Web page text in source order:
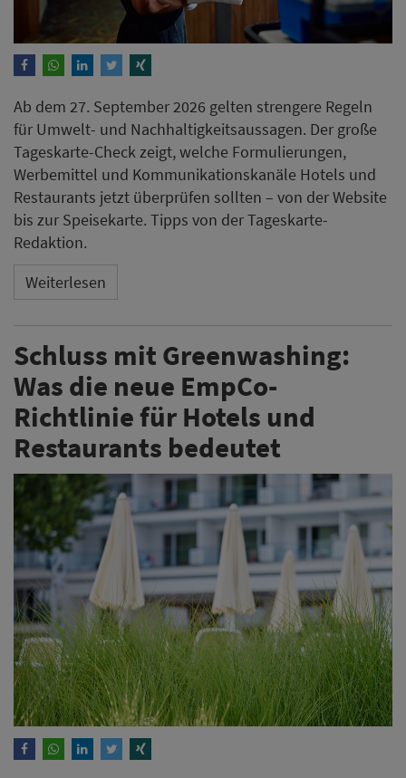
Ab dem 27. September 2026 gelten strengere Regeln
für Umwelt- und Nachhaltigkeitsaussagen. Der große
Tageskarte-Check zeigt, welche Formulierungen,
Werbemittel und Kommunikationskanäle Hotels und
Restaurants jetzt überprüfen sollten – von der Website
bis zur Speisekarte. Tipps von der Tageskarte-
Redaktion.
Weiterlesen
Schluss mit Greenwashing:
Was die neue EmpCo-
Richtlinie für Hotels und
Restaurants bedeutet